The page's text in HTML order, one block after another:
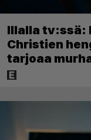
Illalla tv:ssä:
Christien
tarjoaa